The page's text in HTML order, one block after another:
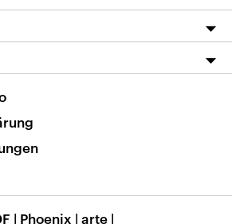
auf dlf.de
App
| Phoenix | arte |